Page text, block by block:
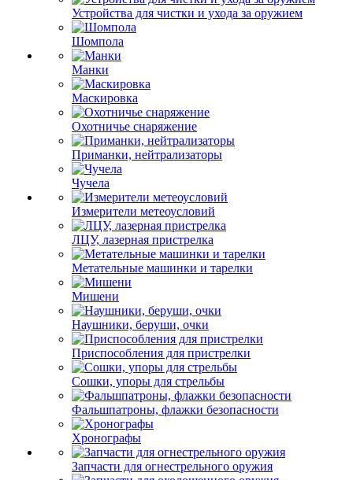
Устройства для чистки и ухода за оружием
Шомпола
Манки
Маскировка
Охотничье снаряжение
Приманки, нейтрализаторы
Чучела
Измерители метеоусловий
ЛЦУ, лазерная пристрелка
Метательные машинки и тарелки
Мишени
Наушники, беруши, очки
Приспособления для пристрелки
Сошки, упоры для стрельбы
Фальшпатроны, флажки безопасности
Хронографы
Запчасти для огнестрельного оружия